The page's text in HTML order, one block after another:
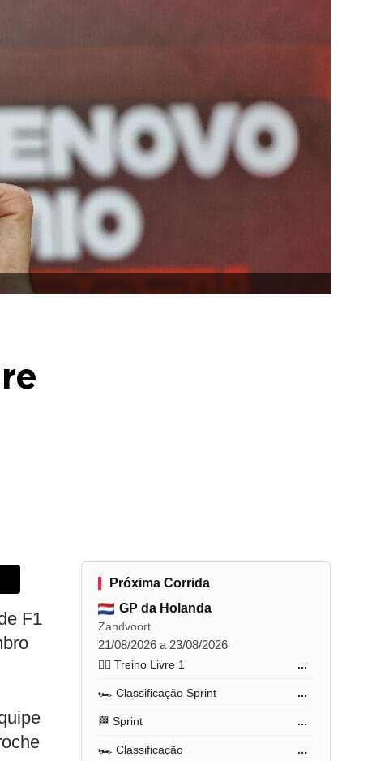
F1
Próxima Corrida
GP da Holanda
Zandvoort
21/08/2026 a 23/08/2026
🏋️‍♂️ Treino Livre 1 ...
🏎️ Classificação Sprint ...
🏁 Sprint ...
🏎️ Classificação ...